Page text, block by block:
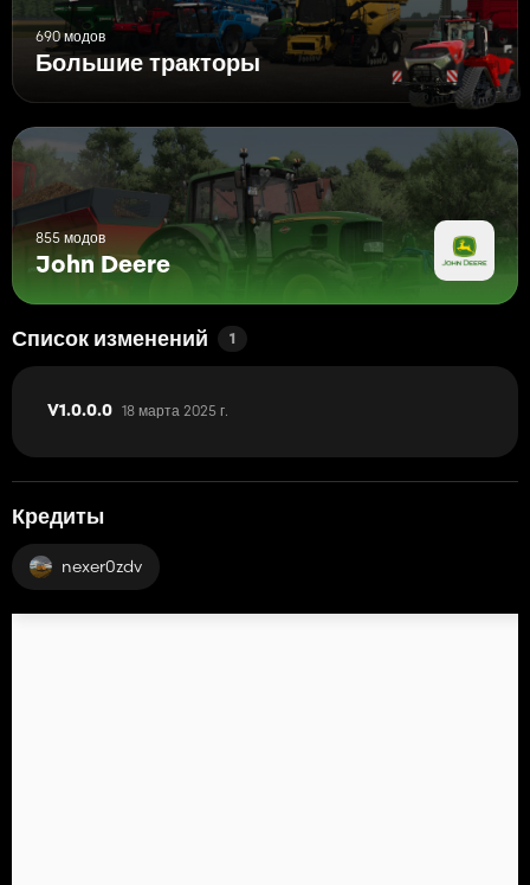
690 модов
Большие тракторы
855 модов
John Deere
Список изменений 1
V1.0.0.0 18 марта 2025 г.
Кредиты
nexer0zdv